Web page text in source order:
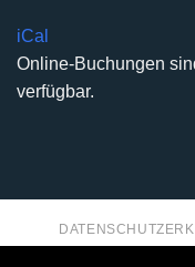
iCal
Online-Buchungen
verfügbar.